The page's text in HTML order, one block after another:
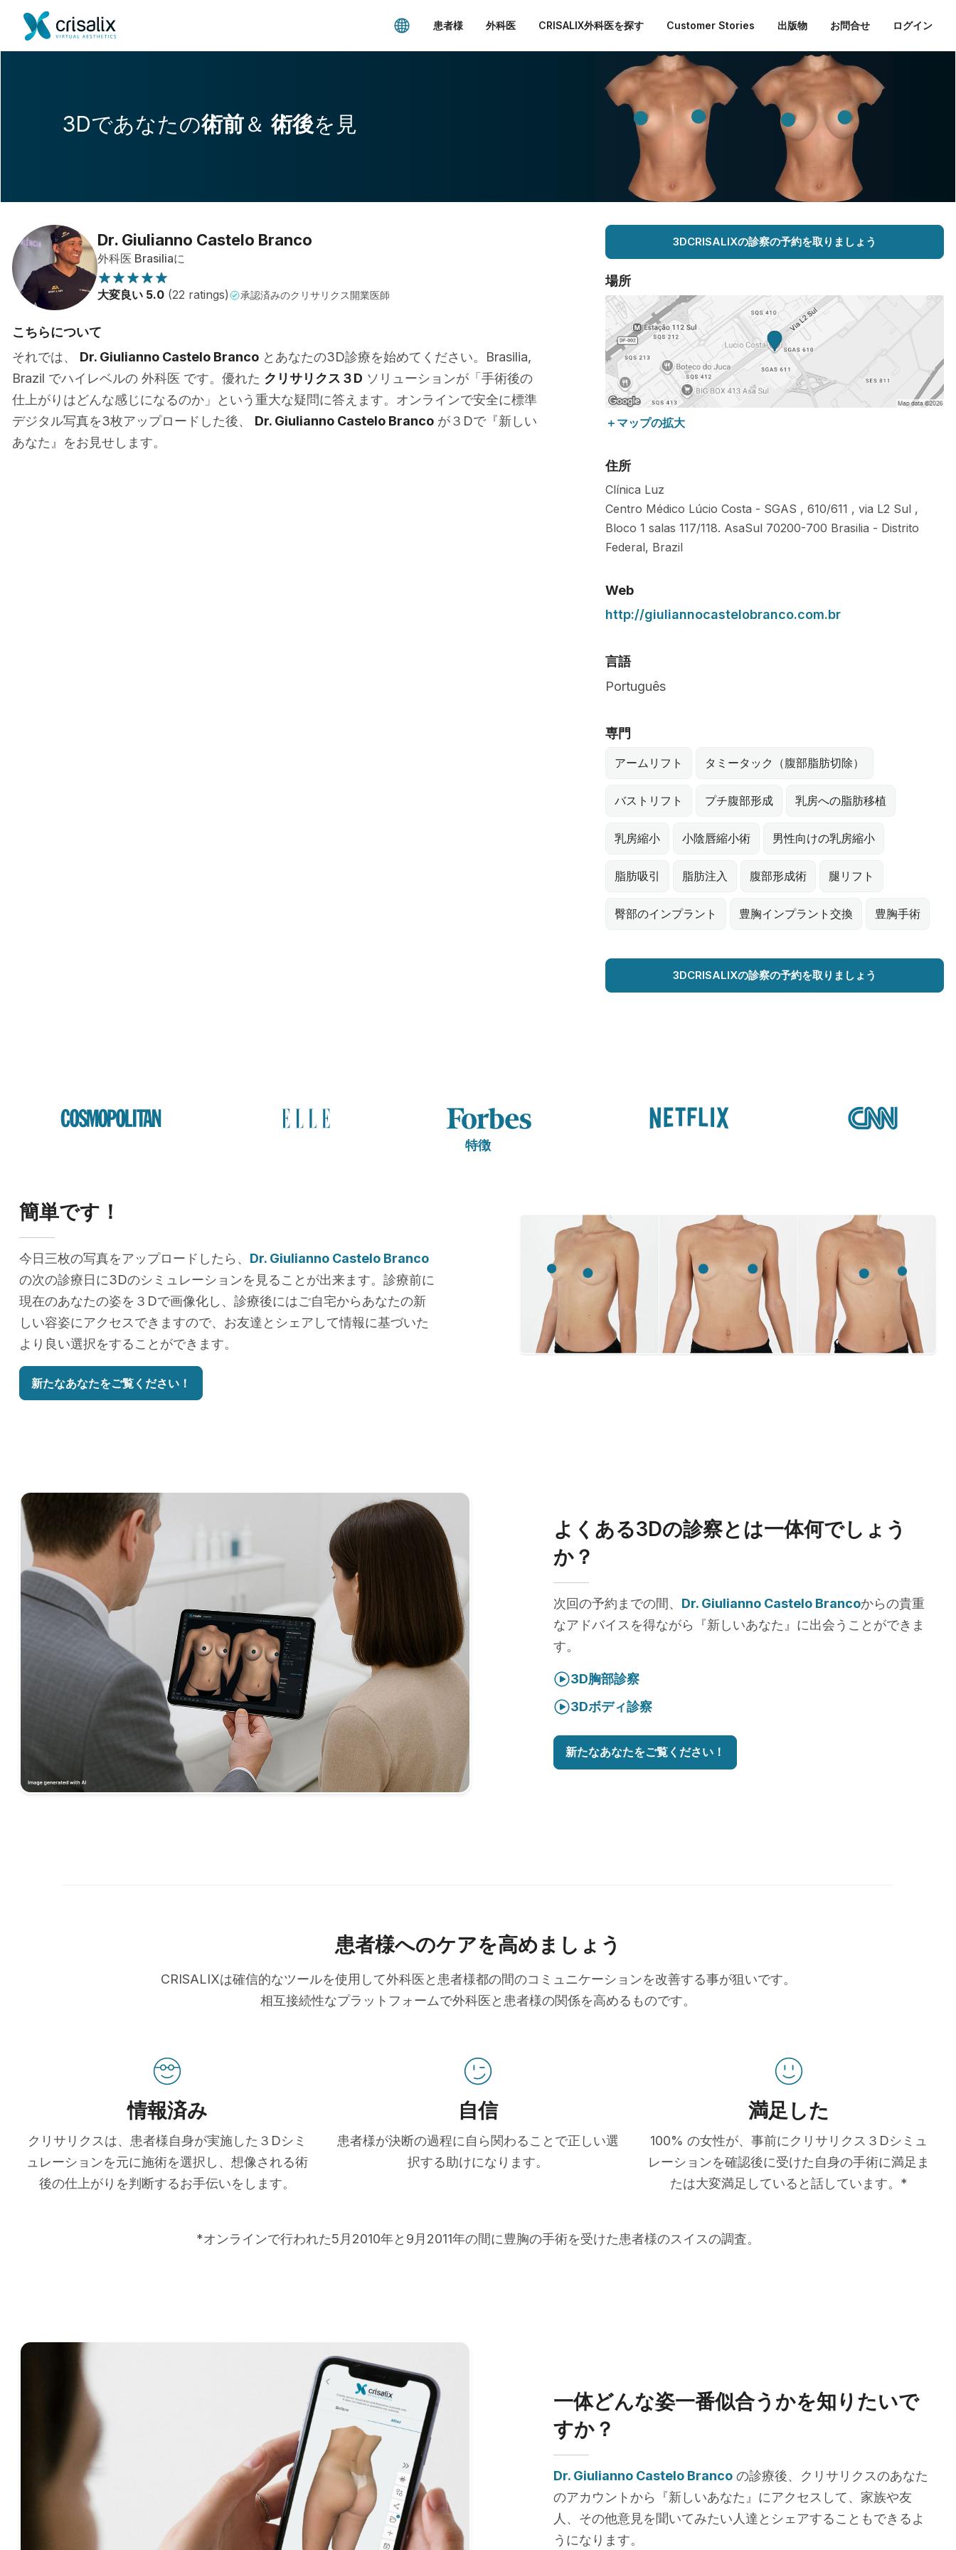
患者様 外科医 CRISALIX外科医を探す Customer Stories 出版物 お問合せ ログイン
3Dであなたの術前＆術後を見
Dr. Giulianno Castelo Branco
外科医 Brasiliaに
大変良い 5.0 (22 ratings) 承認済みのクリサリクス開業医師
こちらについて
それでは、 Dr. Giulianno Castelo Branco とあなたの3D診療を始めてください。Brasilia,
Brazil でハイレベルの 外科医 です。優れた クリサリクス３D ソリューションが「手術後の
仕上がりはどんな感じになるのか」という重大な疑問に答えます。オンラインで安全に標準
デジタル写真を3枚アップロードした後、 Dr. Giulianno Castelo Branco が３Dで『新しい
あなた』をお見せします。
3DCRISALIXの診察の予約を取りましょう
場所
＋マップの拡大
住所
Clínica Luz
Centro Médico Lúcio Costa - SGAS , 610/611 , via L2 Sul ,
Bloco 1 salas 117/118. AsaSul 70200-700 Brasilia - Distrito
Federal, Brazil
Web
http://giuliannocastelobranco.com.br
言語
Português
専門
アームリフト タミータック（腹部脂肪切除）
バストリフト プチ腹部形成 乳房への脂肪移植
乳房縮小 小陰唇縮小術 男性向けの乳房縮小
脂肪吸引 脂肪注入 腹部形成術 腿リフト
臀部のインプラント 豊胸インプラント交換 豊胸手術
3DCRISALIXの診察の予約を取りましょう
特徴
簡単です！
今日三枚の写真をアップロードしたら、 Dr. Giulianno Castelo Branco
の次の診療日に3Dのシミュレーションを見ることが出来ます。診療前に
現在のあなたの姿を３Dで画像化し、診療後にはご自宅からあなたの新
しい容姿にアクセスできますので、お友達とシェアして情報に基づいた
より良い選択をすることができます。
新たなあなたをご覧ください！
よくある3Dの診察とは一体何でしょう
か？
次回の予約までの間、 Dr. Giulianno Castelo Brancoからの貴重
なアドバイスを得ながら『新しいあなた』に出会うことができま
す。
3D胸部診察
3Dボディ診察
新たなあなたをご覧ください！
患者様へのケアを高めましょう
CRISALIXは確信的なツールを使用して外科医と患者様都の間のコミュニケーションを改善する事が狙いです。
相互接続性なプラットフォームで外科医と患者様の関係を高めるものです。
情報済み
クリサリクスは、患者様自身が実施した３Dシミ
ュレーションを元に施術を選択し、想像される術
後の仕上がりを判断するお手伝いをします。
自信
患者様が決断の過程に自ら関わることで正しい選
択する助けになります。
満足した
100% の女性が、事前にクリサリクス３Dシミュ
レーションを確認後に受けた自身の手術に満足ま
たは大変満足していると話しています。*
*オンラインで行われた5月2010年と9月2011年の間に豊胸の手術を受けた患者様のスイスの調査。
一体どんな姿一番似合うかを知りたいで
すか？
Dr. Giulianno Castelo Branco の診療後、クリサリクスのあなた
のアカウントから『新しいあなた』にアクセスして、家族や友
人、その他意見を聞いてみたい人達とシェアすることもできるよ
うになります。